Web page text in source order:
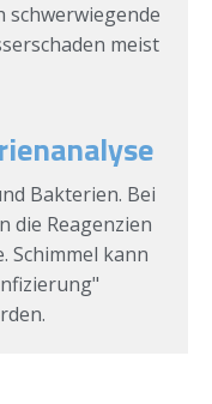
schwerwiegende
meist
Bakterien. Bei
die Reagenzien
Schimmel kann